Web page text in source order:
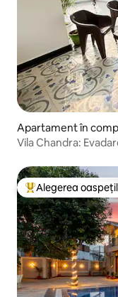
Apartament în
Vila Chandra:
Locuință din topul
Alegerea